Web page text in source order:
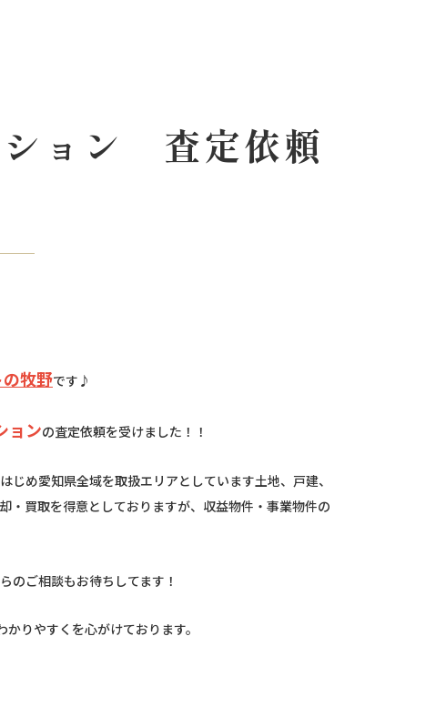
ョン 査定依頼
牧野です♪
ョンの査定依頼を受けました！！
じめ愛知県全域を取扱エリアとしています土地、戸建、
・買取を得意としておりますが、収益物件・事業物件の
のご相談もお待ちしてます！
りやすくを心がけております。